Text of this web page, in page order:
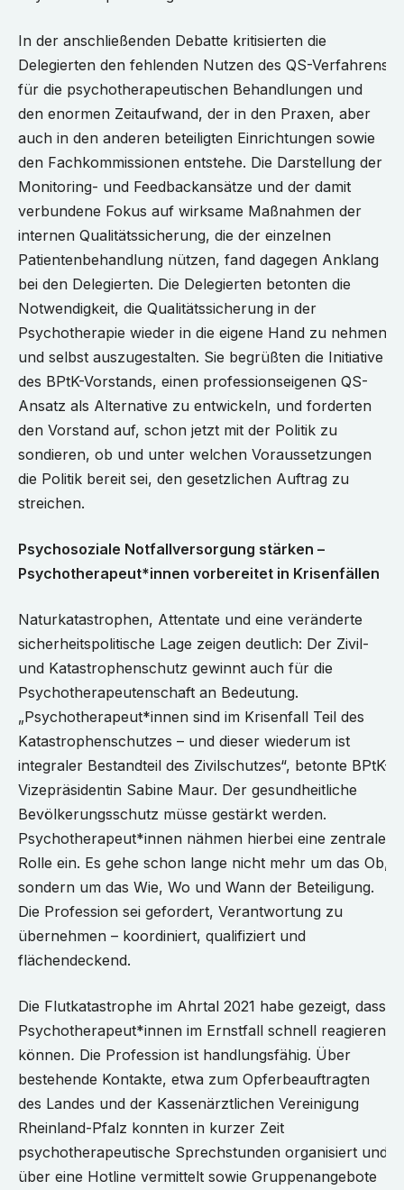
In der anschließenden Debatte kritisierten die
Delegierten den fehlenden Nutzen des QS-Verfahrens
für die psychotherapeutischen Behandlungen und
den enormen Zeitaufwand, der in den Praxen, aber
auch in den anderen beteiligten Einrichtungen sowie
den Fachkommissionen entstehe. Die Darstellung der
Monitoring- und Feedbackansätze und der damit
verbundene Fokus auf wirksame Maßnahmen der
internen Qualitätssicherung, die der einzelnen
Patientenbehandlung nützen, fand dagegen Anklang
bei den Delegierten. Die Delegierten betonten die
Notwendigkeit, die Qualitätssicherung in der
Psychotherapie wieder in die eigene Hand zu nehmen
und selbst auszugestalten. Sie begrüßten die Initiative
des BPtK-Vorstands, einen professionseigenen QS-
Ansatz als Alternative zu entwickeln, und forderten
den Vorstand auf, schon jetzt mit der Politik zu
sondieren, ob und unter welchen Voraussetzungen
die Politik bereit sei, den gesetzlichen Auftrag zu
streichen.
Psychosoziale Notfallversorgung stärken –
Psychotherapeut*innen vorbereitet in Krisenfällen
Naturkatastrophen, Attentate und eine veränderte
sicherheitspolitische Lage zeigen deutlich: Der Zivil-
und Katastrophenschutz gewinnt auch für die
Psychotherapeutenschaft an Bedeutung.
„Psychotherapeut*innen sind im Krisenfall Teil des
Katastrophenschutzes – und dieser wiederum ist
integraler Bestandteil des Zivilschutzes“, betonte BPtK-
Vizepräsidentin Sabine Maur. Der gesundheitliche
Bevölkerungsschutz müsse gestärkt werden.
Psychotherapeut*innen nähmen hierbei eine zentrale
Rolle ein. Es gehe schon lange nicht mehr um das Ob,
sondern um das Wie, Wo und Wann der Beteiligung.
Die Profession sei gefordert, Verantwortung zu
übernehmen – koordiniert, qualifiziert und
flächendeckend.
Die Flutkatastrophe im Ahrtal 2021 habe gezeigt, dass
Psychotherapeut*innen im Ernstfall schnell reagieren
können. Die Profession ist handlungsfähig. Über
bestehende Kontakte, etwa zum Opferbeauftragten
des Landes und der Kassenärztlichen Vereinigung
Rheinland-Pfalz konnten in kurzer Zeit
psychotherapeutische Sprechstunden organisiert und
über eine Hotline vermittelt sowie Gruppenangebote